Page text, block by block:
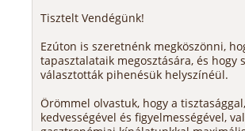
Tisztelt Vendégünk!
Ezúton is szeretnénk megköszönni,
tapasztalataik megosztására, és hogy
választották pihenésük helyszínéül.
Örömmel olvastuk, hogy a
kedvességével és figyelmességével,